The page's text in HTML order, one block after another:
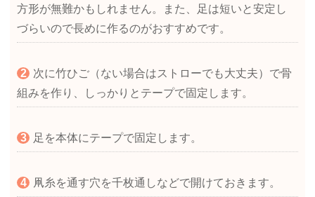
方形が無難かもしれません。また、足は短いと安定し
づらいので長めに作るのがおすすめです。
次に竹ひご（ない場合はストローでも大丈夫）で骨
組みを作り、しっかりとテープで固定します。
足を本体にテープで固定します。
凧糸を通す穴を千枚通しなどで開けておきます。